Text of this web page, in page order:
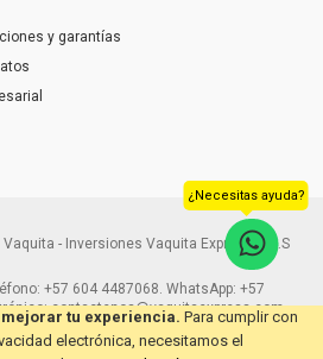
tu experiencia. Para cumplir con
electrónica, necesitamos el
y garantías
- Inversiones Vaquita Express S.A.S
+57 604 4487068. WhatsApp: +57
contactenos@vaquitaexpress.com
¿Necesitas ayuda?